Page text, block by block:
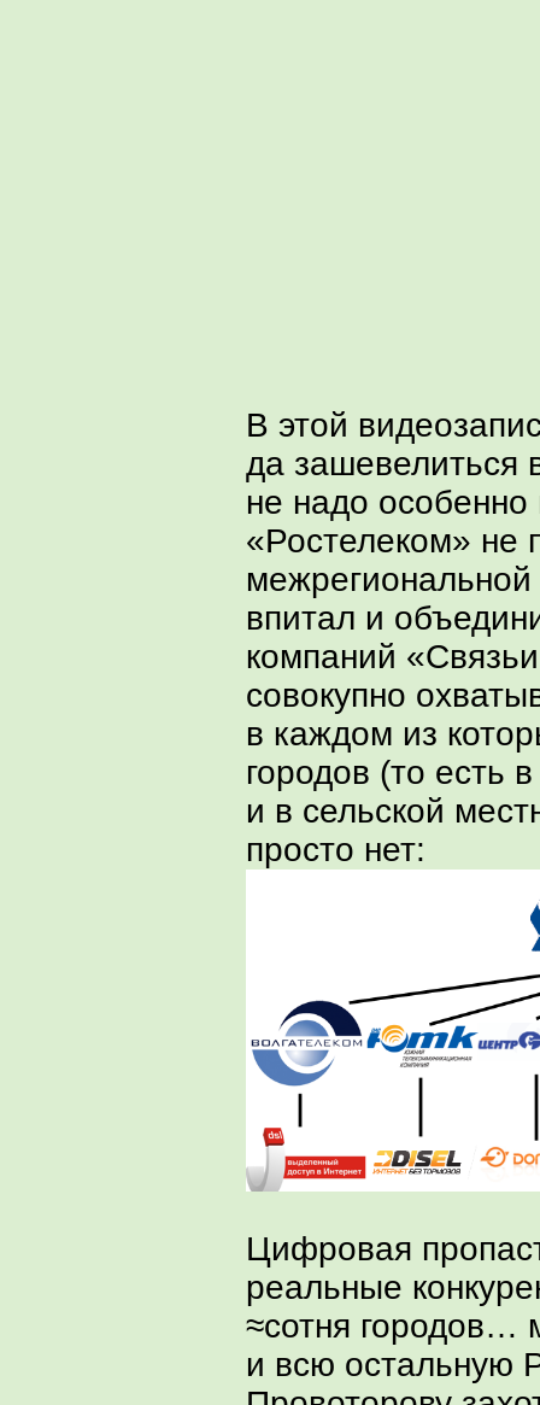
В этой
да зашевелиться
не надо
«Ростелеком» не
впитал и
компаний
совокупно
в каждом из
городов (то есть
и в сельской
просто нет:
Цифровая
реальные
≈сотня городов…
и всю остальную